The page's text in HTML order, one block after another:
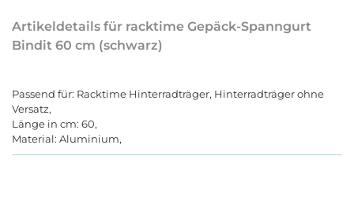
Artikeldetails für racktime Gepäck-Spanngurt
Bindit 60 cm (schwarz)
Passend für: Racktime Hinterradträger, Hinterradträger ohne
Versatz,
Länge in cm: 60,
Material: Aluminium,